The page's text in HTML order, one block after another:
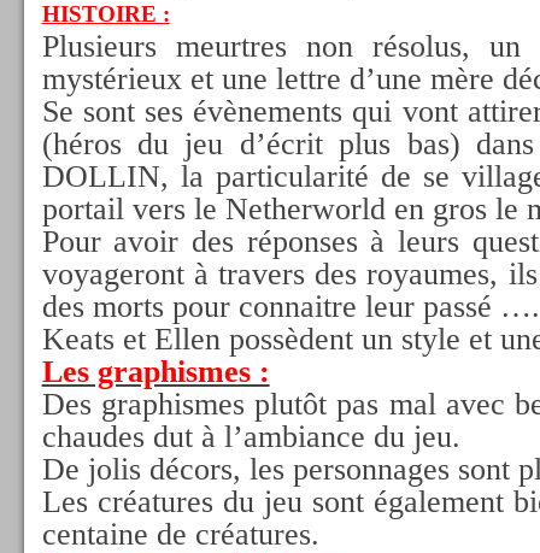
HISTOIRE :
Plusieurs meurtres non résolus, un
mystérieux et une lettre d’une mère
Se sont ses évènements qui vont
(héros du jeu d’écrit plus bas)
DOLLIN, la particularité de se
portail vers le Netherworld en gros le
Pour avoir des réponses à leurs
voyageront à travers des royaumes,
des morts pour connaitre leur passé ….
Keats et Ellen possèdent un style et
Les graphismes :
Des graphismes plutôt pas mal avec
chaudes dut à l’ambiance du jeu.
De jolis décors, les personnages sont
Les créatures du jeu sont également
centaine de créatures.